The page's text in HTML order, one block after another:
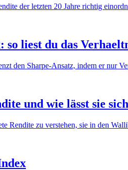
der letzten 20 Jahre richtig
liest du das
den Sharpe-Ansatz, indem er nur
und wie lässt sie
Rendite zu verstehen, sie in den